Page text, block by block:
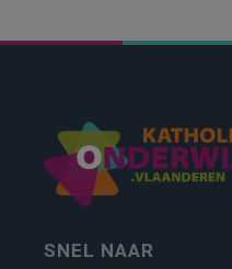
SNEL NAAR